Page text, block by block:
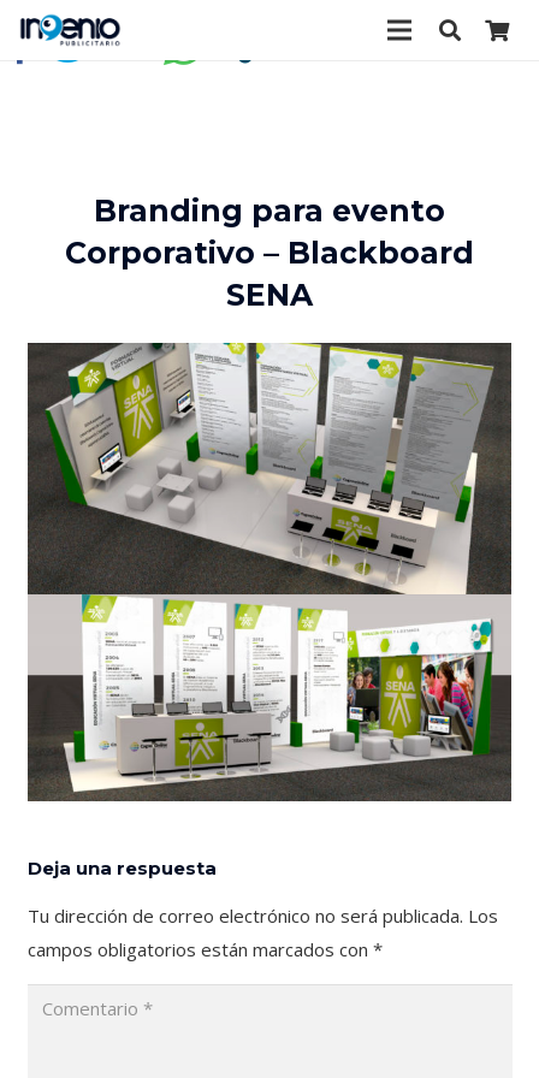
Branding para evento
Corporativo – Blackboard
SENA
Deja una respuesta
Tu dirección de correo electrónico no será publicada. Los
campos obligatorios están marcados con *